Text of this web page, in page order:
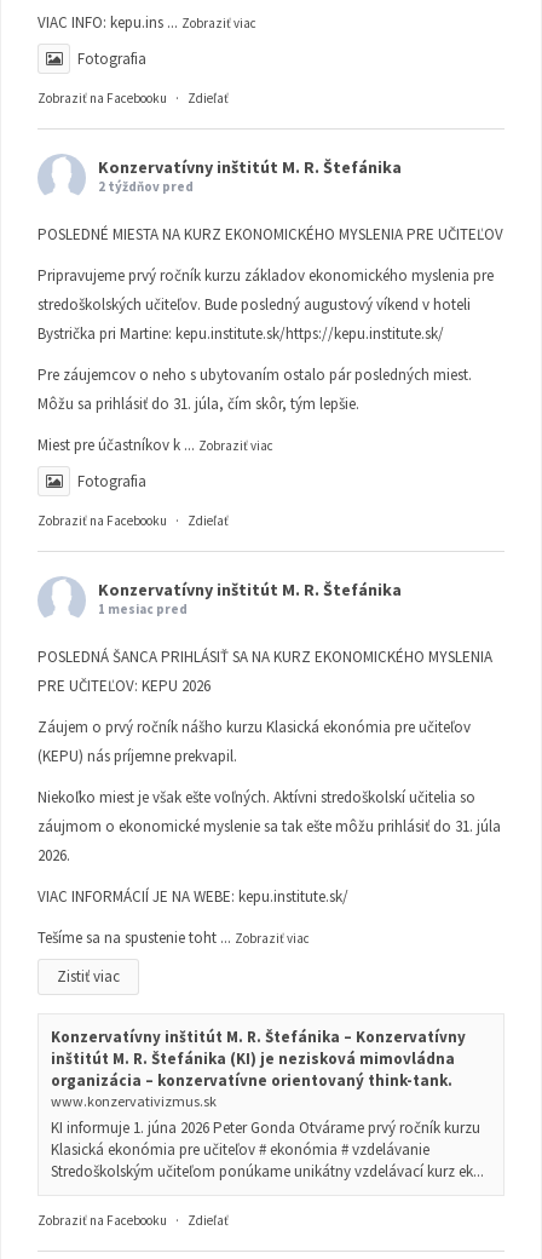
VIAC INFO: kepu.ins ... Zobraziť viac
Fotografia
Zobraziť na Facebooku · Zdieľať
Konzervatívny inštitút M. R. Štefánika
2 týždňov pred
POSLEDNÉ MIESTA NA KURZ EKONOMICKÉHO MYSLENIA PRE UČITEĽOV
Pripravujeme prvý ročník kurzu základov ekonomického myslenia pre
stredoškolských učiteľov. Bude posledný augustový víkend v hoteli
Bystrička pri Martine: kepu.institute.sk/https://kepu.institute.sk/
Pre záujemcov o neho s ubytovaním ostalo pár posledných miest.
Môžu sa prihlásiť do 31. júla, čím skôr, tým lepšie.
Miest pre účastníkov k ... Zobraziť viac
Fotografia
Zobraziť na Facebooku · Zdieľať
Konzervatívny inštitút M. R. Štefánika
1 mesiac pred
POSLEDNÁ ŠANCA PRIHLÁSIŤ SA NA KURZ EKONOMICKÉHO MYSLENIA
PRE UČITEĽOV: KEPU 2026
Záujem o prvý ročník nášho kurzu Klasická ekonómia pre učiteľov
(KEPU) nás príjemne prekvapil.
Niekoľko miest je však ešte voľných. Aktívni stredoškolskí učitelia so
záujmom o ekonomické myslenie sa tak ešte môžu prihlásiť do 31. júla
2026.
VIAC INFORMÁCIÍ JE NA WEBE: kepu.institute.sk/
Tešíme sa na spustenie toht ... Zobraziť viac
Zistiť viac
Konzervatívny inštitút M. R. Štefánika – Konzervatívny
inštitút M. R. Štefánika (KI) je nezisková mimovládna
organizácia – konzervatívne orientovaný think-tank.
www.konzervativizmus.sk
KI informuje 1. júna 2026 Peter Gonda Otvárame prvý ročník kurzu
Klasická ekonómia pre učiteľov # ekonómia # vzdelávanie
Stredoškolským učiteľom ponúkame unikátny vzdelávací kurz ek...
Zobraziť na Facebooku · Zdieľať